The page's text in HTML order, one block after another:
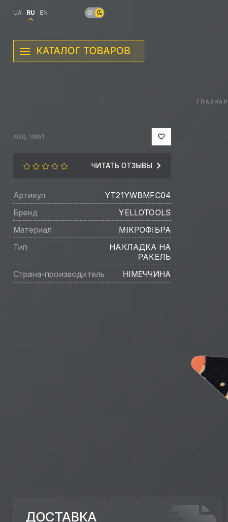
UA RU EN
КАТАЛОГ ТОВАРОВ
ГЛАВНАЯ
КОД: 13851
ЧИТАТЬ ОТЗЫВЫ
Артикул
YT21YWBMFC04
Бренд
YELLOTOOLS
Материал
МІКРОФІБРА
Тип
НАКЛАДКА НА
РАКЕЛЬ
Страна-производитель
НІМЕЧЧИНА
ДОСТАВКА